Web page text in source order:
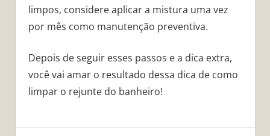
limpos, considere aplicar a mistura uma vez
por mês como manutenção preventiva.
Depois de seguir esses passos e a dica extra,
você vai amar o resultado dessa dica de como
limpar o rejunte do banheiro!